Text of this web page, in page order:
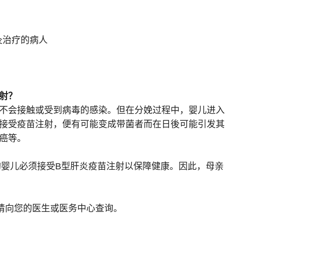
疗的病人
？
会接触或受到病毒的感染。但在分娩过程中，婴儿进入
受疫苗注射，便有可能变成带菌者而在日後可能引发其
等。
儿必须接受B型肝炎疫苗注射以保障健康。因此，母亲
您的医生或医务中心查询。